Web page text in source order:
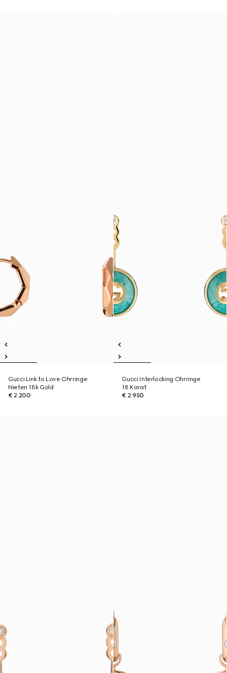
Gucci Link to Love Ohrringe
Nieten 18k Gold
€ 2.200
Gucci Interlocking Ohrringe
18 Karat
€ 2.950